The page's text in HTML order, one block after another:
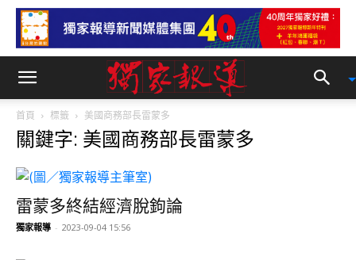
首頁 標籤 美國商務部長雷蒙多
關鍵字: 美國商務部長雷蒙多
雷蒙多終結經濟脫鉤論
獨家報導 - 2023-09-04 15:56